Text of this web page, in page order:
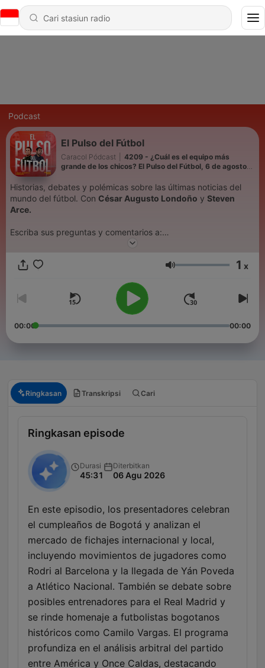
Podcast
El Pulso del Fútbol
Caracol Pódcast
4209 - ¿Cuál es el equipo más
grande de los chicos? El Pulso del Fútbol, 6 de agosto
Historias, debates y polémicas sobre las últimas noticias del
mundo del fútbol. Con César Augusto Londoño y Steven
Arce.
Escriba sus preguntas y comentarios a:
Volume 1 x
00:00 00:00
Ringkasan Transkripsi Cari
Ringkasan episode
Durasi
45:31
Diterbitkan
06 Agu 2026
En este episodio, los presentadores celebran
el cumpleaños de Bogotá y analizan el
mercado de fichajes internacional y local,
incluyendo movimientos de jugadores como
Rodri al Barcelona y la llegada de Yán Poveda
a Atlético Nacional. También se debate sobre
posibles entrenadores para el Real Madrid y
se rinde homenaje a futbolistas bogotanos
históricos como Camilo Vargas. El programa
profundiza en el análisis arbitral del partido
entre América y Once Caldas, destacando